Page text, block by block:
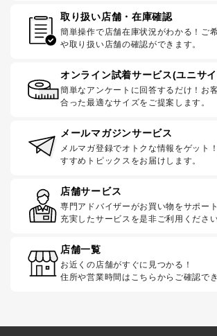
取り扱い店舗・在庫確認
簡単操作で店舗在庫状況がわかる！ご
や取り扱い店舗の確認ができます。
オンライン試着サービス(ユニサ
簡単なアンケートに回答するだけ！お
合った最適なサイズをご提案します。
メールマガジンサービス
メルマガ登録でオトクな情報をゲット
すすめトピックスをお届けします。
店舗サービス
専門アドバイザーがお買い物をサポート
充実したサービスを是非ご利用ください
店舗一覧
お近くの店舗がすぐに見つかる！
住所や営業時間はこちらからご確認でき